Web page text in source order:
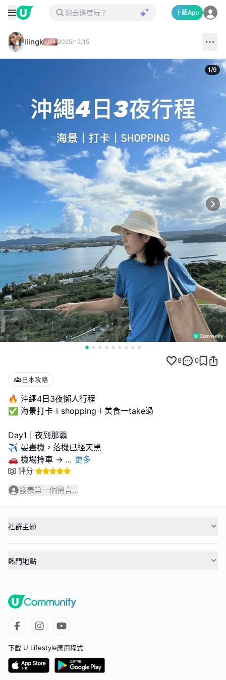
下載App
llingk 2025/12/15
1/9
8 0
日本攻略
🔥 沖繩4日3夜懶人行程
✅ 海景打卡＋shopping＋美食一take過
Day1｜夜到那霸
✈️ 晏晝機，落機已經天黑
🚗 機場拎車 → ... 更多
評分
發表第一個留言...
社群主題
熱門地點
下載 U Lifestyle應用程式